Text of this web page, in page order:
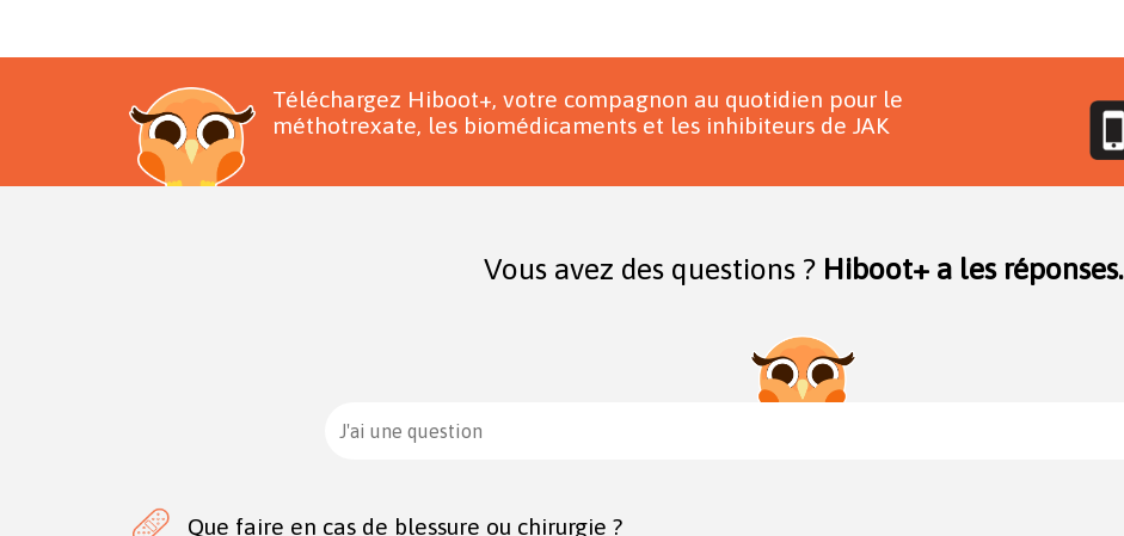
Téléchargez Hiboot+, votre compagnon au quotidien pour le
méthotrexate, les biomédicaments et les inhibiteurs de JAK
Vous avez des questions ? Hiboot+ a les réponses.
J'ai une question
Que faire en cas de blessure ou chirurgie ?